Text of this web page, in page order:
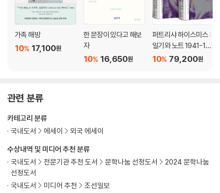
가족 해방
17,100원
10%
한 문장이 있다고 해보
자
16,650원
10%
퍼트리샤 하이스미스 :
일기와 노트 1941-199
5
79,200원
10%
관련 분류
수상내역 및 미디어 추천 분류
국내도서
전문기관 추천 도서 문학나눔 선정도서
2024 문학나눔
선정도서
국내도서
미디어 추천
조선일보
카테고리 분류
국내도서
에세이 외국 에세이